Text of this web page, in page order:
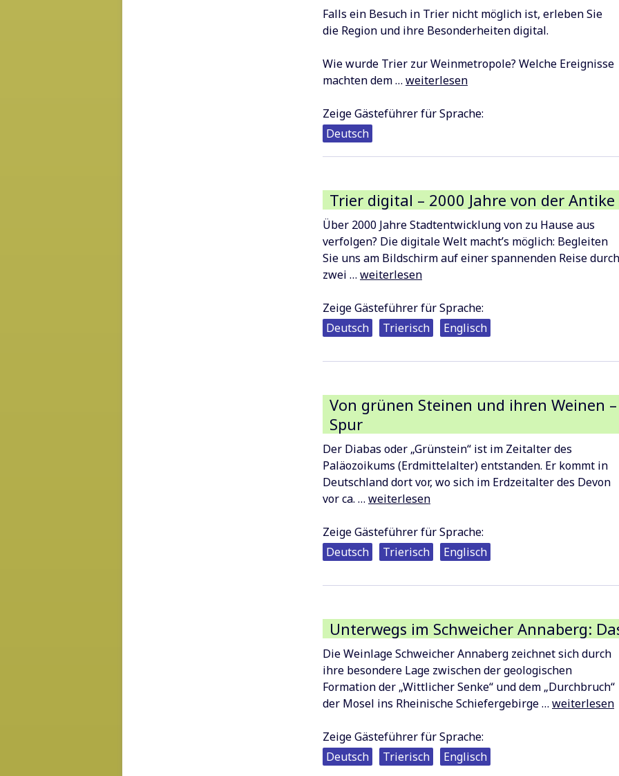
Falls ein Besuch in Trier nicht möglich ist, erleben Sie
die Region und ihre Besonderheiten digital.
Wie wurde Trier zur Weinmetropole? Welche Ereignisse
machten dem … Weinstadt
–
weiterlesen
Zeige Gästeführer für Sprache:
Deutsch
Trier digital – 2000 Jahre von der
Über 2000 Jahre Stadtentwicklung von zu Hause aus
verfolgen? Die digitale Welt macht’s möglich: Begleiten
Sie uns am Bildschirm auf einer spannenden Reise durch
zwei … Trier
–
2000
Jahre
bis
heute
weiterlesen
Zeige Gästeführer für Sprache:
Deutsch
Trierisch Englisch
Von grünen Steinen und ihren Weinen
Spur
Der Diabas oder „Grünstein“ ist im Zeitalter des
Paläozoikums (Erdmittelalter) entstanden. Er kommt in
Deutschland dort vor, wo sich im Erdzeitalter des Devon
vor ca. … Von
Steinen
und
ihren
Diabas
auf
der
Spur
weiterlesen
Zeige Gästeführer für Sprache:
Deutsch
Trierisch Englisch
Unterwegs im Schweicher Annaberg:
Die Weinlage Schweicher Annaberg zeichnet sich durch
ihre besondere Lage zwischen der geologischen
Formation der „Wittlicher Senke“ und dem „Durchbruch“
der Mosel ins Rheinische Schiefergebirge … Unterwegs
weiterlesen
Zeige Gästeführer für Sprache:
Deutsch
Trierisch Englisch